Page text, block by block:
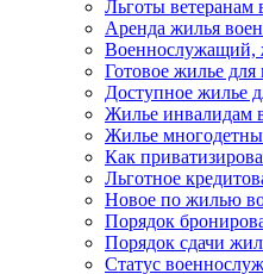
Льготы ветеранам
Аренда жилья
Военнослужащий,
Готовое жилье
Доступное жилье
Жилье инвалидам
Жилье
Как
Льготное
Новое по жилью
Порядок
Порядок сдачи
Статус